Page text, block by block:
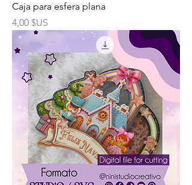
Caja para esfera plana
Prix
4,00 $US